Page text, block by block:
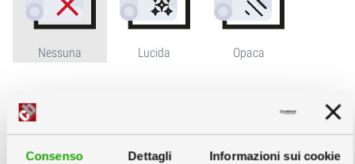
Consenso Dettagli Informazioni sui cookie
Nessuna Lucida Opaca
Cartone:
info